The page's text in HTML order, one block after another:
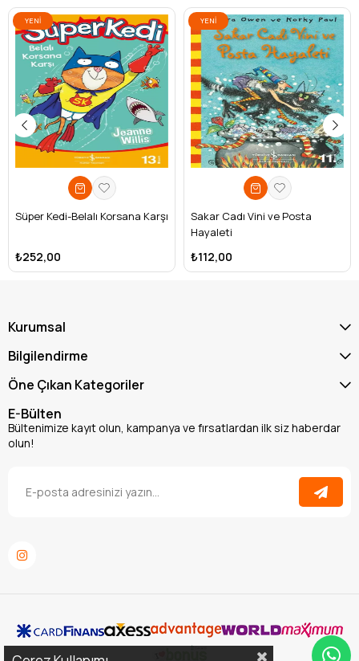
Süper Kedi-Belalı Korsana Karşı
₺252,00
YENI
ÜRÜN
Sakar Cadı Vini ve Posta
Hayaleti
₺112,00
YENI
ÜRÜN
Kurumsal
Bilgilendirme
Öne Çıkan Kategoriler
E-Bülten
Bültenimize kayıt olun, kampanya ve fırsatlardan ilk siz haberdar
olun!